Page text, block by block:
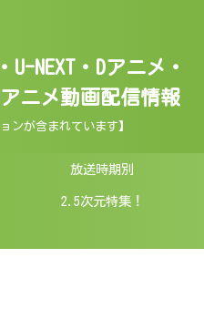
NEXT・Dアニメ・
ニメ動画配信情報
ンが含まれています】
放送時期別
2.5次元特集！